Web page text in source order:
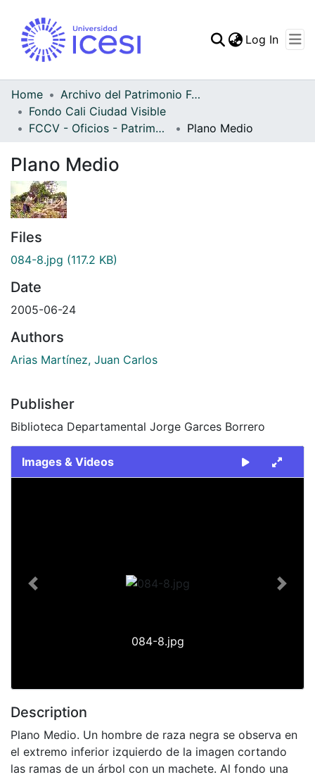
Log In
Home
Archivo del Patrimonio Fotográfico y Fílmico del Valle del Cauca
Fondo Cali Ciudad Visible
FCCV - Oficios - Patrimonial
Plano Medio
Plano Medio
Files
084-8.jpg (117.2 KB)
Date
2005-06-24
Authors
Arias Martínez, Juan Carlos
Publisher
Biblioteca Departamental Jorge Garces Borrero
Images & Videos
084-8.jpg
Previous Next
Description
Plano Medio. Un hombre de raza negra se observa en
el extremo inferior izquierdo de la imagen cortando
las ramas de un árbol con un machete. Al fondo una